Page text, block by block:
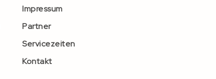
Impressum
Partner
Servicezeiten
Kontakt